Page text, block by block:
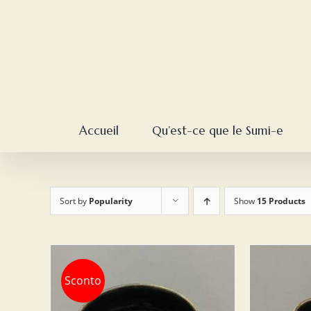
Accueil Qu’est-ce que le Sumi-e
Sort by Popularity Show 15 Products
Sconto